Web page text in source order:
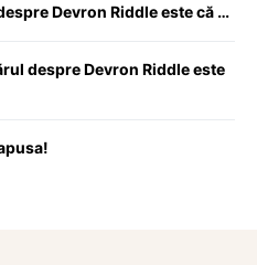
Devron Riddle este că …
despre Devron Riddle este